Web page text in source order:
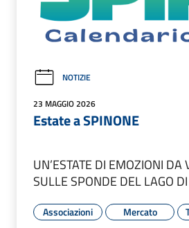
NOTIZIE
23 MAGGIO 2026
Estate a SPINONE
UN’ESTATE DI EMOZIONI DA
SULLE SPONDE DEL LAGO
Associazioni Mercato